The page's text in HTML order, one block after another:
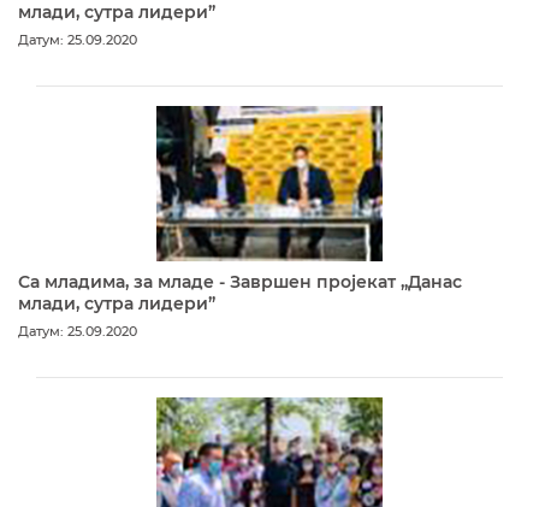
млади, сутра лидери”
Датум: 25.09.2020
Са младима, за младе - Завршен пројекат „Данас
млади, сутра лидери”
Датум: 25.09.2020